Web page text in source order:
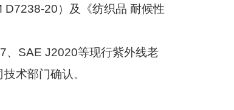
D7238-20）及《纺织品 耐候性
、 SAE J2020等现行紫外线老
术部门确认。